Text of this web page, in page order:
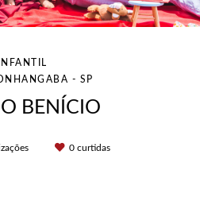
INFANTIL
- SP
BENÍCIO
0 curtidas